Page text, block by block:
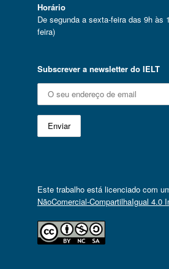
Horário
De segunda a sexta-feira das 9h às
feira)
Subscrever a newsletter do IELT
Este trabalho está licenciado com
NãoComercial-CompartilhaIgual 4.0